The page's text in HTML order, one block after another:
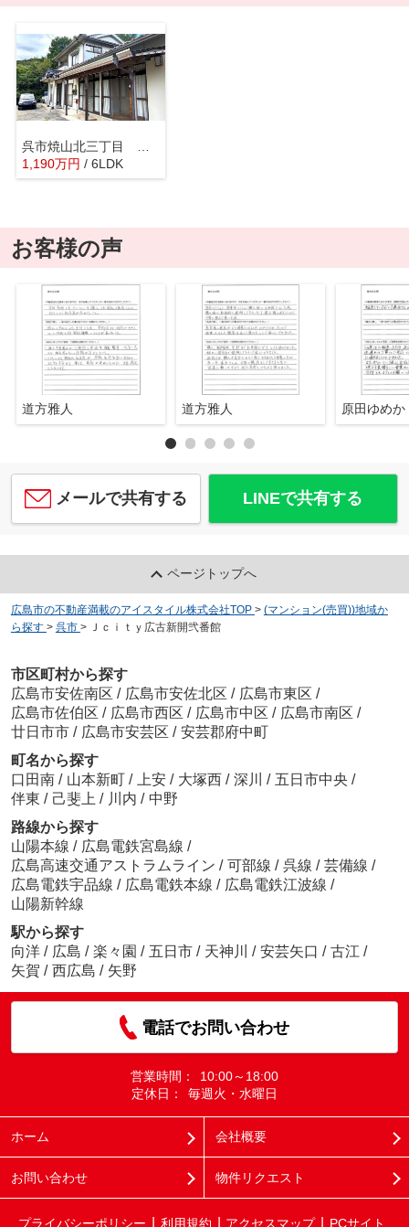
呉市焼山北三丁目 戸建
1,190万円 / 6LDK
お客様の声
道方雅人 道方雅人 原田ゆめか
メールで共有する LINEで共有する
ページトップへ
広島市の不動産満載のアイスタイル株式会社TOP > (マンション(売買))地域か
ら探す > 呉市 > Ｊｃｉｔｙ広古新開弐番館
市区町村から探す
広島市安佐南区 / 広島市安佐北区 / 広島市東区 /
広島市佐伯区 / 広島市西区 / 広島市中区 / 広島市南区 /
廿日市市 / 広島市安芸区 / 安芸郡府中町
町名から探す
口田南 / 山本新町 / 上安 / 大塚西 / 深川 / 五日市中央 /
伴東 / 己斐上 / 川内 / 中野
路線から探す
山陽本線 / 広島電鉄宮島線 /
広島高速交通アストラムライン / 可部線 / 呉線 / 芸備線 /
広島電鉄宇品線 / 広島電鉄本線 / 広島電鉄江波線 /
山陽新幹線
駅から探す
向洋 / 広島 / 楽々園 / 五日市 / 天神川 / 安芸矢口 / 古江 /
矢賀 / 西広島 / 矢野
電話でお問い合わせ
営業時間：
10:00～18:00
定休日：
毎週火・水曜日
ホーム 会社概要
お問い合わせ 物件リクエスト
プライバシーポリシー 利用規約 アクセスマップ PCサイト